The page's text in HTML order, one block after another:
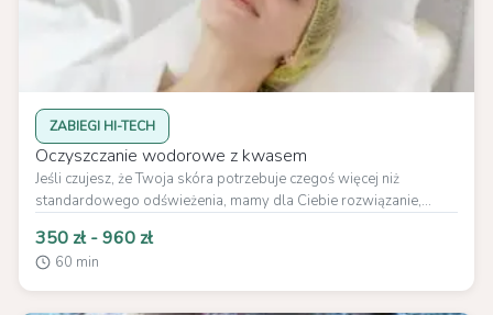
ZABIEGI HI-TECH
Oczyszczanie wodorowe z kwasem
Jeśli czujesz, że Twoja skóra potrzebuje czegoś więcej niż
standardowego odświeżenia, mamy dla Ciebie rozwiązanie,...
350 zł - 960 zł
60 min